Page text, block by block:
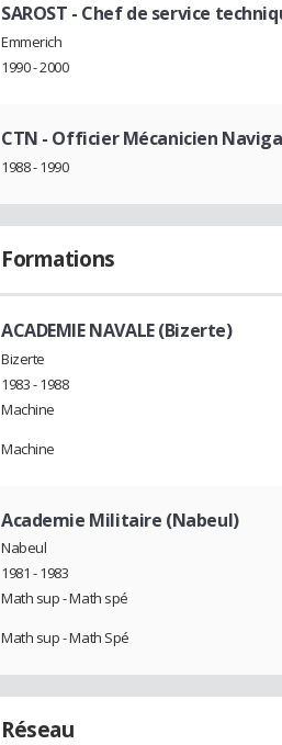
SAROST - Chef de service
Emmerich
1990 - 2000
CTN - Officier Mécanicien
1988 - 1990
Formations
ACADEMIE NAVALE (Bizerte)
Bizerte
1983 - 1988
Machine
Machine
Academie Militaire (Nabeul)
Nabeul
1981 - 1983
Math sup - Math spé
Math sup - Math Spé
Réseau